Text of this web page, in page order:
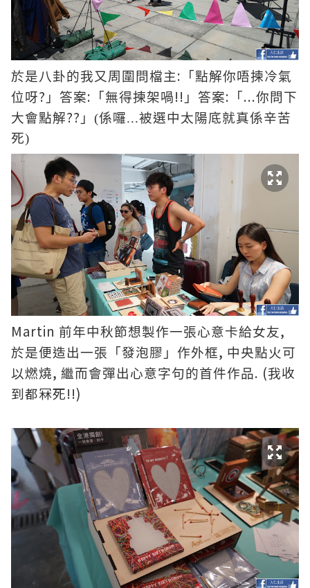
於是八卦的我又周圍問檔主: 「點解你唔揀冷氣
位呀? 」答案: 「無得揀架喎!! 」答案: 「 ...你問下
大會點解?? 」(係囉...被選中太陽底就真係辛苦
死)
Martin 前年中秋節想製作一張心意卡給女友,
於是便造出一張「發泡膠」作外框, 中央點火可
以燃燒, 繼而會彈出心意字句的首件作品. (我收
到都冧死!!)